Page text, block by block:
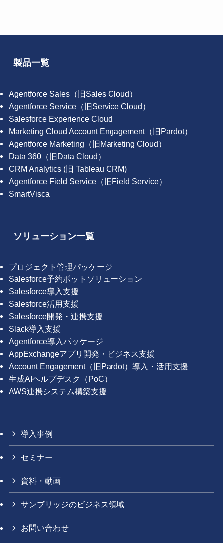
製品一覧
Agentforce Sales（旧Sales Cloud）
Agentforce Service（旧Service Cloud）
Salesforce Experience Cloud
Marketing Cloud Account Engagement（旧Pardot）
Agentforce Marketing（旧Marketing Cloud）
Data 360（旧Data Cloud）
CRM Analytics (旧 Tableau CRM)
Agentforce Field Service（旧Field Service）
SmartVisca
ソリューション一覧
プロジェクト管理パッケージ
Salesforce予約ボットソリューション
Salesforce導入支援
Salesforce活用支援
Salesforce開発・連携支援
Slack導入支援
Agentforce導入パッケージ
AppExchangeアプリ開発・ビジネス支援
Account Engagement（旧Pardot）導入・活用支援
生成AIヘルプデスク（PoC）
AWS連携システム構築支援
導入事例
セミナー
資料・動画
サンブリッジのビジネス領域
お問い合わせ